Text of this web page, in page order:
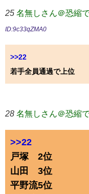
25 名無しさん＠恐縮
ID:9c33qZMA0
>>22
若手全員通過で上位
28 名無しさん＠恐縮
>>22
戸塚 2位
山田 3位
平野流5位